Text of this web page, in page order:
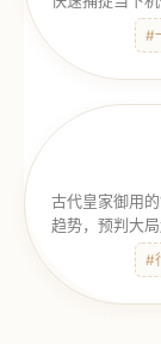
#
古代皇家御用
趋势，预判大
#